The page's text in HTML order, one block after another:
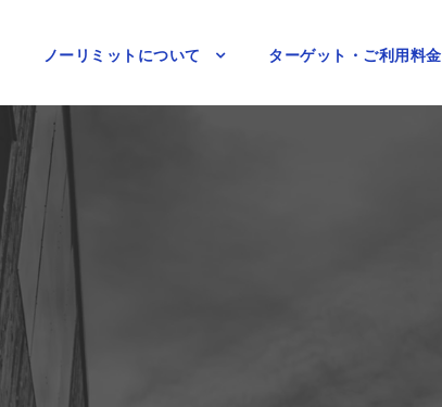
ノーリミットについて ターゲット・ご利用料金